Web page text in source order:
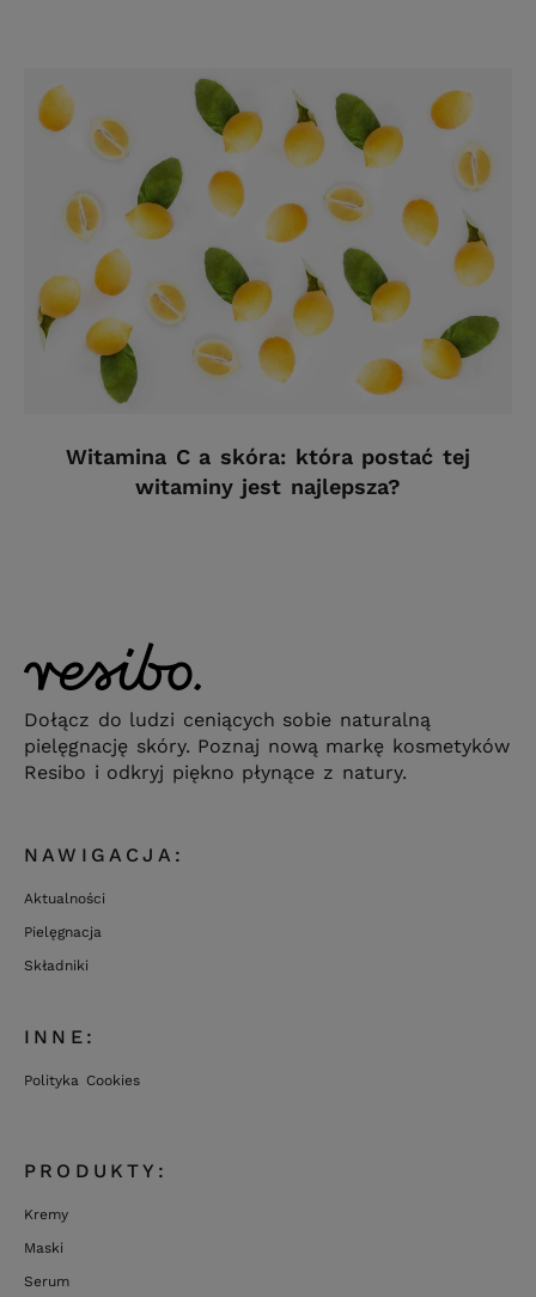
Witamina C a skóra: która postać tej
witaminy jest najlepsza?
Dołącz do ludzi ceniących sobie naturalną
pielęgnację skóry. Poznaj nową markę kosmetyków
Resibo i odkryj piękno płynące z natury.
NAWIGACJA:
Aktualności
Pielęgnacja
Składniki
INNE:
Polityka Cookies
PRODUKTY:
Kremy
Maski
Serum